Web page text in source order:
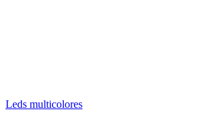
Leds multicolores